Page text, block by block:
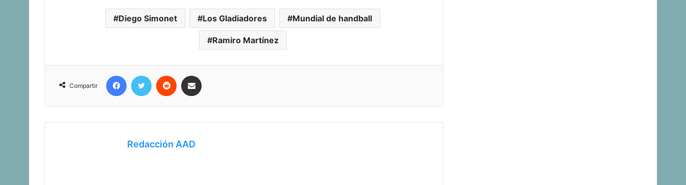
Diego Simonet Los Gladiadores Mundial de handball
Ramiro Martínez
Compartir
Facebook
Twitter Reddit
Redacción AAD